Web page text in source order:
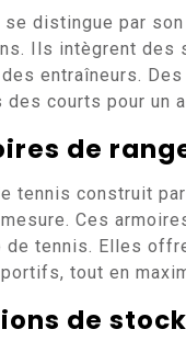
se distingue par
Ils intègrent
entraîneurs.
courts pour un
de
tennis construit
Ces
de tennis. Elles
tout en
de